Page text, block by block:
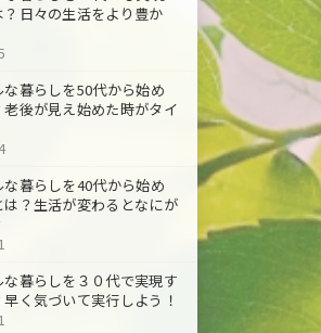
？日々の生活をより豊か
な暮らしを50代から始め
老後が見え始めた時がタイ
な暮らしを40代から始め
は？生活が変わるとなにが
な暮らしを３０代で実現す
く気づいて実行しよう！